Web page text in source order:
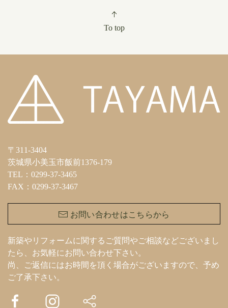
To top
〒311-3404
茨城県小美玉市飯前1376-179
TEL：0299-37-3465
FAX：0299-37-3467
お問い合わせはこちらから
新築やリフォームに関するご質問やご相談などございまし
たら、お気軽にお問い合わせ下さい。
尚、ご返信にはお時間を頂く場合がございますので、予め
ご了承下さい。